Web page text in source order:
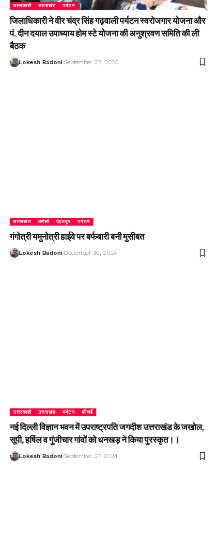
उत्तरकाशी उत्तराखंड पर्यटन
जिलाधिकारी ने वीर चंद्र सिंह गढ़वाली पर्यटन स्वरोजगार योजना और
पं. दीन दयाल उपाध्याय होम स्टे योजना की अनुश्रवण समिति की ली
बैठक
Lokesh Badoni September 22, 2025
उत्तराखंड चमोली देहरादून पर्यटन
गंगोत्री यमुनोत्री हाईवे पर बर्फबारी बनी मुसीबत
Lokesh Badoni December 30, 2024
उत्तरकाशी उत्तराखंड पर्यटन फीचर्ड
नई दिल्ली विज्ञान भवन में उपराष्ट्रपति जगदीश उत्तराखंड के जखोल,
सूपी, हर्षिल व गुंजीचार गांवों को धनखड़ ने किया पुरस्कृत।।
Lokesh Badoni September 27, 2024